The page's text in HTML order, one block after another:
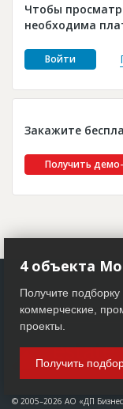
Платные услуги
Пресс-релизы
Чтобы
необходима
Войти
Закажите
Получить
© 2005–2026 АО «ДП
4 объекта
Получите
коммерческие,
проекты.
Получить